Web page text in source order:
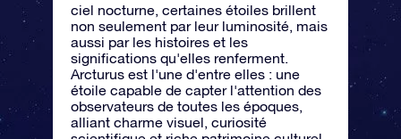
ciel nocturne, certaines étoiles brillent
non seulement par leur luminosité, mais
aussi par les histoires et les
significations qu'elles renferment.
Arcturus est l'une d'entre elles : une
étoile capable de capter l'attention des
observateurs de toutes les époques,
alliant charme visuel, curiosité